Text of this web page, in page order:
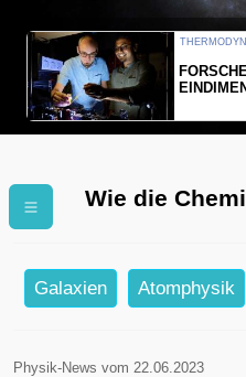
Wie die
Galaxien Atomphysik
Physik-News vom 22.06.2023